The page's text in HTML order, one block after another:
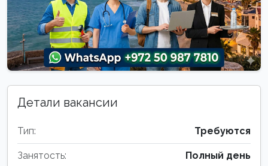
Детали вакансии
Тип: Требуются
Занятость: Полный день